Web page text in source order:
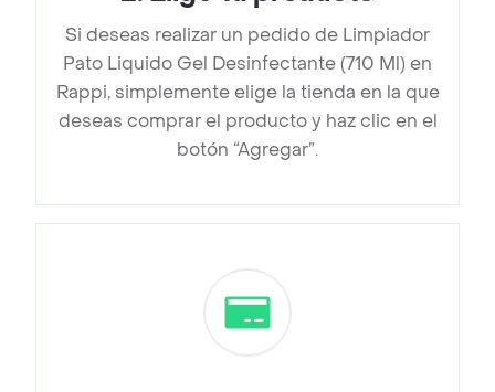
Si deseas realizar un pedido de Limpiador
Pato Liquido Gel Desinfectante (710 Ml) en
Rappi, simplemente elige la tienda en la que
deseas comprar el producto y haz clic en el
botón “Agregar”.